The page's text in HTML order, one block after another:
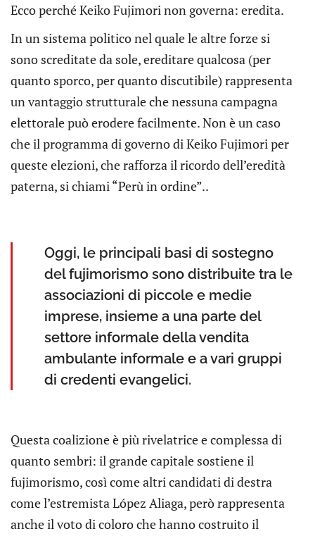
Ecco perché Keiko Fujimori non governa: eredita.
In un sistema politico nel quale le altre forze si
sono screditate da sole, ereditare qualcosa (per
quanto sporco, per quanto discutibile) rappresenta
un vantaggio strutturale che nessuna campagna
elettorale può erodere facilmente. Non è un caso
che il programma di governo di Keiko Fujimori per
queste elezioni, che rafforza il ricordo dell’eredità
paterna, si chiami “Perù in ordine”..
Oggi, le principali basi di sostegno
del fujimorismo sono distribuite tra le
associazioni di piccole e medie
imprese, insieme a una parte del
settore informale della vendita
ambulante informale e a vari gruppi
di credenti evangelici.
Questa coalizione è più rivelatrice e complessa di
quanto sembri: il grande capitale sostiene il
fujimorismo, così come altri candidati di destra
come l’estremista López Aliaga, però rappresenta
anche il voto di coloro che hanno costruito il